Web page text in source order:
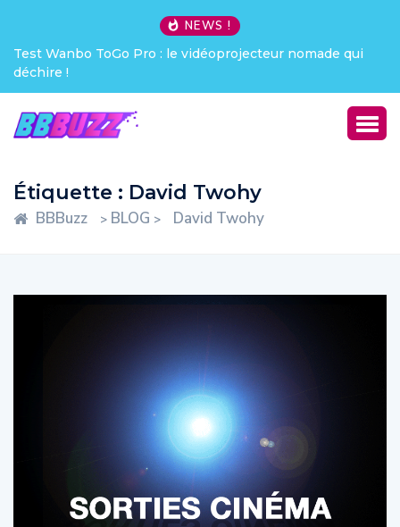
NEWS !
Test Wanbo ToGo Pro : le vidéoprojecteur nomade qui
déchire !
Étiquette : David Twohy
BBBuzz > BLOG > David Twohy